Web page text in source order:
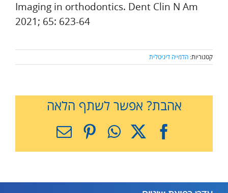
Imaging in orthodontics. Dent Clin N Am
2021; 65: 623-64
קטגוריות: הדמייה דיגיטלית
אהבת? אפשר לשתף הלאה
Facebook
X
WhatsApp
Pinterest
כתובת